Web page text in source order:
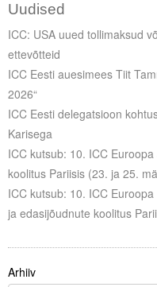
Uudised
ICC: USA uued tollimaksud
ettevõtteid
ICC Eesti auesimees Tiit
2026“
ICC Eesti delegatsioon
Karisega
ICC kutsub: 10. ICC
koolitus Pariisis (23. ja 25.
ICC kutsub: 10. ICC
ja edasijõudnute koolitus
Arhiiv